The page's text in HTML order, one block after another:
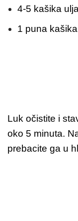
4-5 kašika ulja
1 puna
Luk očistite i
oko 5 minuta.
prebacite ga u